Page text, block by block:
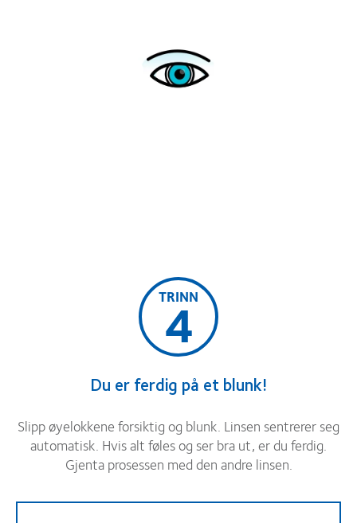
TRINN
4
Du er ferdig på et blunk!
Slipp øyelokkene forsiktig og blunk. Linsen sentrerer seg
automatisk. Hvis alt føles og ser bra ut, er du ferdig.
Gjenta prosessen med den andre linsen.